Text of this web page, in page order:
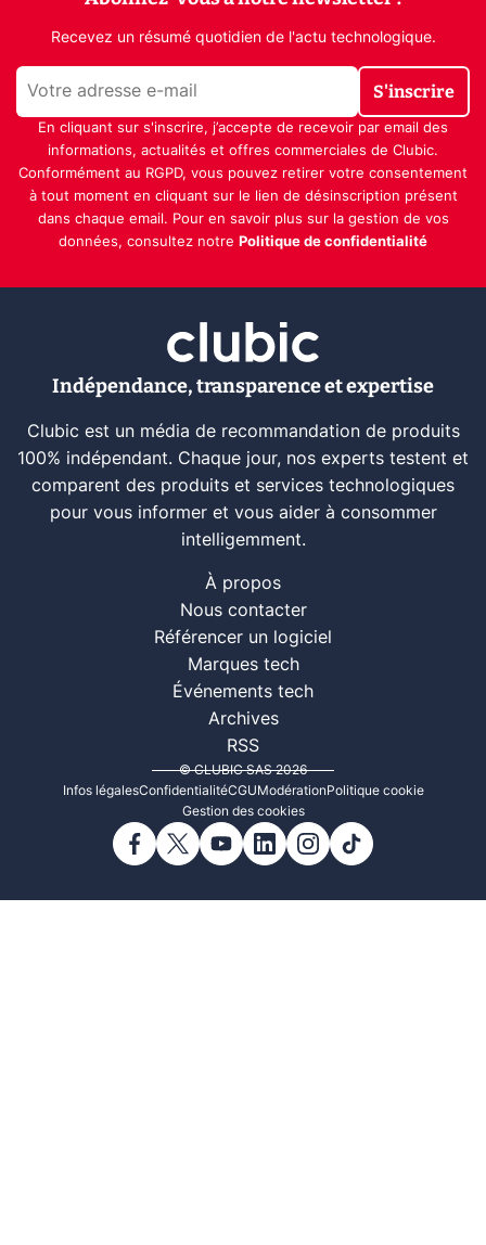
Recevez un résumé quotidien de l'actu technologique.
S'inscrire
En cliquant sur s'inscrire, j’accepte de recevoir par email des
informations, actualités et offres commerciales de Clubic.
Conformément au RGPD, vous pouvez retirer votre consentement
à tout moment en cliquant sur le lien de désinscription présent
dans chaque email. Pour en savoir plus sur la gestion de vos
données, consultez notre Politique de confidentialité
Indépendance, transparence et expertise
Clubic est un média de recommandation de produits
100% indépendant. Chaque jour, nos experts testent et
comparent des produits et services technologiques
pour vous informer et vous aider à consommer
intelligemment.
À propos
Nous contacter
Référencer un logiciel
Marques tech
Événements tech
Archives
RSS
© CLUBIC SAS 2026
Infos légalesConfidentialitéCGUModérationPolitique cookie
Gestion des cookies